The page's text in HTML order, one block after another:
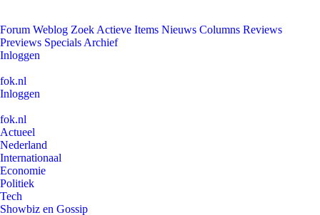
Forum Weblog Zoek Actieve Items Nieuws Columns Reviews
Previews Specials Archief
Inloggen
fok.nl
Inloggen
fok.nl
Actueel
Nederland
Internationaal
Economie
Politiek
Tech
Showbiz en Gossip